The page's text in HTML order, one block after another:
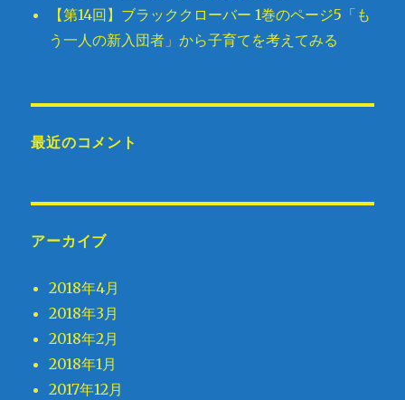
【第14回】ブラッククローバー 1巻のページ5「も
う一人の新入団者」から子育てを考えてみる
最近のコメント
アーカイブ
2018年4月
2018年3月
2018年2月
2018年1月
2017年12月